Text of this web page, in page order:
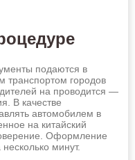
подаются в
транспортом городов
на проводится —
В качестве
автомобилем в
на китайский
Оформление
минут.